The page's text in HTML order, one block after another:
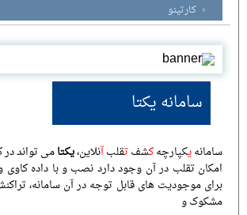
کارتینو
سامانه یکتا
سامانهیکپارچهکشف تقلبآنلاین،یکتامی تواند در
امکان تقلب در آن وجود دارد نصب و با داده
برای موجودیت های قابل توجه در آن سامانه،
مشکوک و